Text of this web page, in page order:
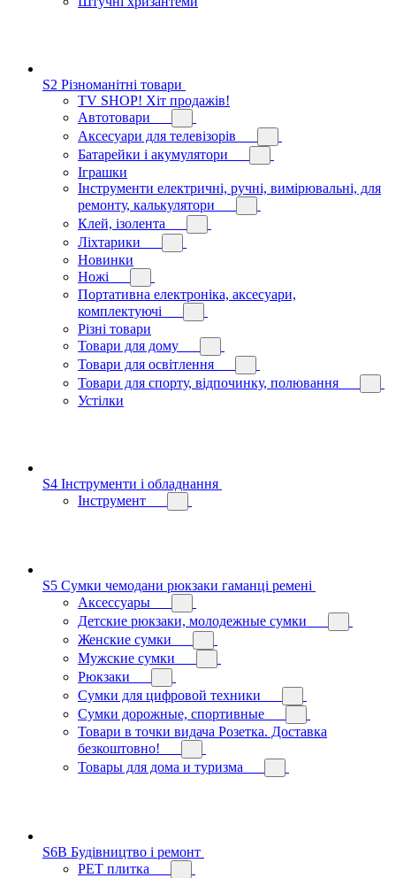
S2 Різноманітні товари
TV SHOP! Хіт продажів!
Автотовари
Аксесуари для телевізорів
Батарейки і акумулятори
Іграшки
Інструменти електричні, ручні, вимірювальні, для
ремонту, калькулятори
Клей, ізолента
Ліхтарики
Новинки
Ножі
Портативна електроніка, аксесуари,
комплектуючі
Різні товари
Товари для дому
Товари для освітлення
Товари для спорту, відпочинку, полювання
Устілки
S4 Інструменти і обладнання
Інструмент
S5 Сумки чемодани рюкзаки гаманці ремені
Аксессуары
Детские рюкзаки, молодежные сумки
Женские сумки
Мужские сумки
Рюкзаки
Сумки для цифровой техники
Сумки дорожные, спортивные
Товари в точки видача Розетка. Доставка
безкоштовно!
Товары для дома и туризма
S6B Будівництво і ремонт
PЕT плитка